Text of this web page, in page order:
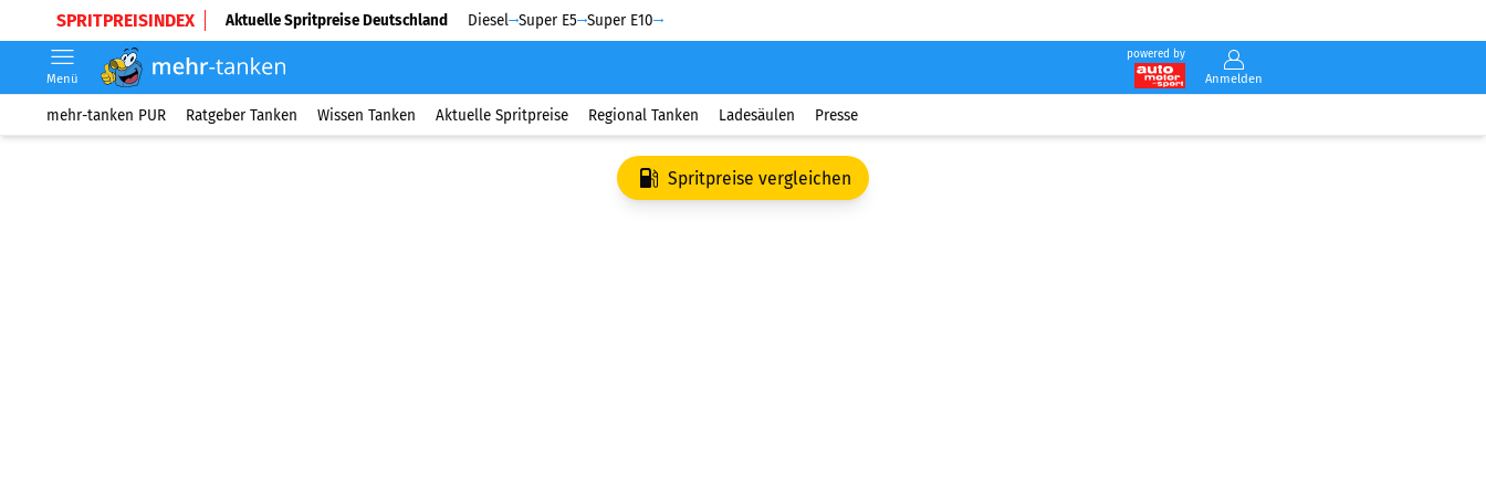
SPRITPREISINDEX Aktuelle Spritpreise Deutschland Diesel Super E5 Super E10
powered by
Anmelden
Menü
mehr-tanken PUR Ratgeber Tanken Wissen Tanken Aktuelle Spritpreise Regional Tanken Ladesäulen Presse
Spritpreise vergleichen